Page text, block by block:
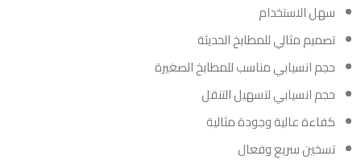
سهل الاستخدام
تصميم مثالي للمطابخ الحديثة
حجم انسيابي مناسب للمطابخ الصغيرة
حجم انسيابي لتسهيل التنقل
كفاءة عالية وجودة مثالية
تسخين سريع وفعال